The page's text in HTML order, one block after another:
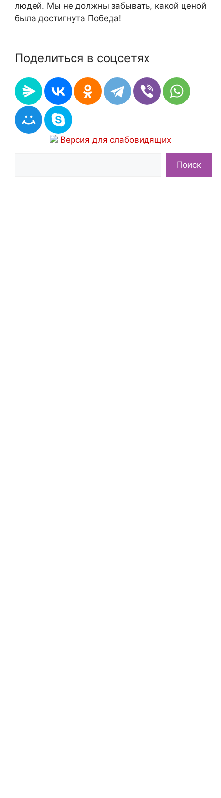
людей. Мы не должны забывать, какой ценой
была достигнута Победа!
Поделиться в соцсетях
Версия для слабовидящих
Поиск